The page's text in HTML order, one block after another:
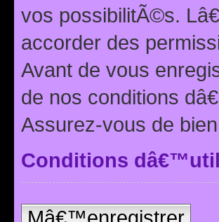
vos possibilitÃ©s.
accorder des
Avant de vous
de nos conditions
Assurez-vous de
Conditions
Mâ€™enregistrer